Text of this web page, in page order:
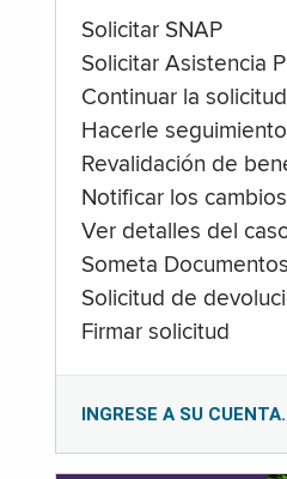
Solicitar SNAP
Solicitar Asistencia
Continuar la solicitud
Hacerle
Revalidación de
Notificar los cambios
Ver detalles del
Someta
Solicitud de
Firmar solicitud
INGRESE A SU CUENTA.